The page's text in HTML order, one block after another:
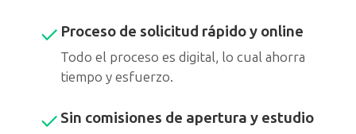
Proceso de solicitud rápido y online
Todo el proceso es digital, lo cual ahorra
tiempo y esfuerzo.
Sin comisiones de apertura y estudio